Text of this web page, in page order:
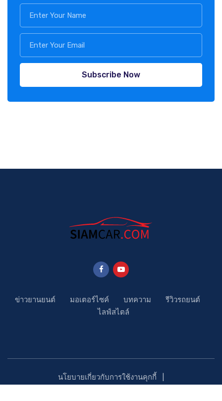
Subscribe Now
ข่าวยานยนต์ มอเตอร์ไซค์ บทความ
รีวิวรถยนต์
ไลฟ์สไตล์
นโยบายเกี่ยวกับการใช้งานคุกกี้